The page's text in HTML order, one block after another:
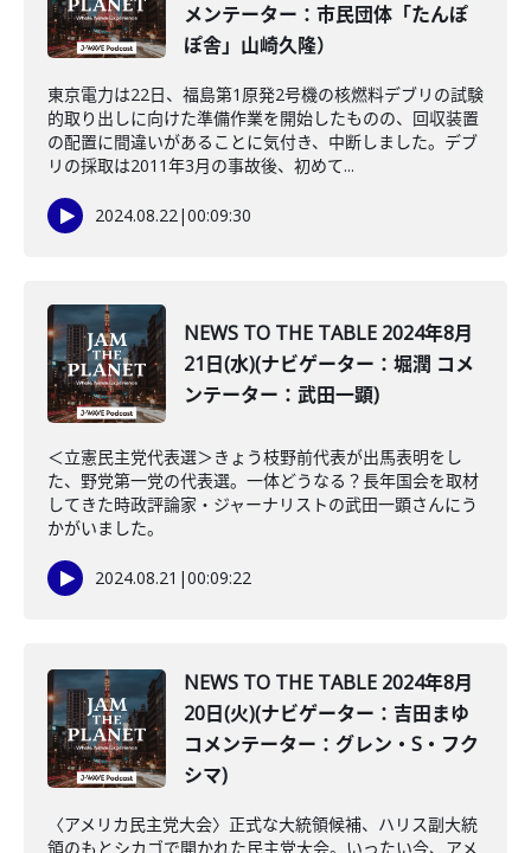
メンテーター：市民団体「たんぽ
ぽ舎」山崎久隆）
東京電力は22日、福島第1原発2号機の核燃料デブリの試験
的取り出しに向けた準備作業を開始したものの、回収装置
の配置に間違いがあることに気付き、中断しました。デブ
リの採取は2011年3月の事故後、初めて...
2024.08.22|00:09:30
NEWS TO THE TABLE 2024年8月
21日(水)(ナビゲーター：堀潤 コメ
ンテーター：武田一顕)
＜立憲民主党代表選＞きょう枝野前代表が出馬表明をし
た、野党第一党の代表選。一体どうなる？長年国会を取材
してきた時政評論家・ジャーナリストの武田一顕さんにう
かがいました。
2024.08.21 |00:09:22
NEWS TO THE TABLE 2024年8月
20日(火)(ナビゲーター：吉田まゆ
コメンテーター：グレン・S・フク
シマ)
〈アメリカ民主党大会〉正式な大統領候補、ハリス副大統
領のもとシカゴで開かれた民主党大会。いったい今、アメ